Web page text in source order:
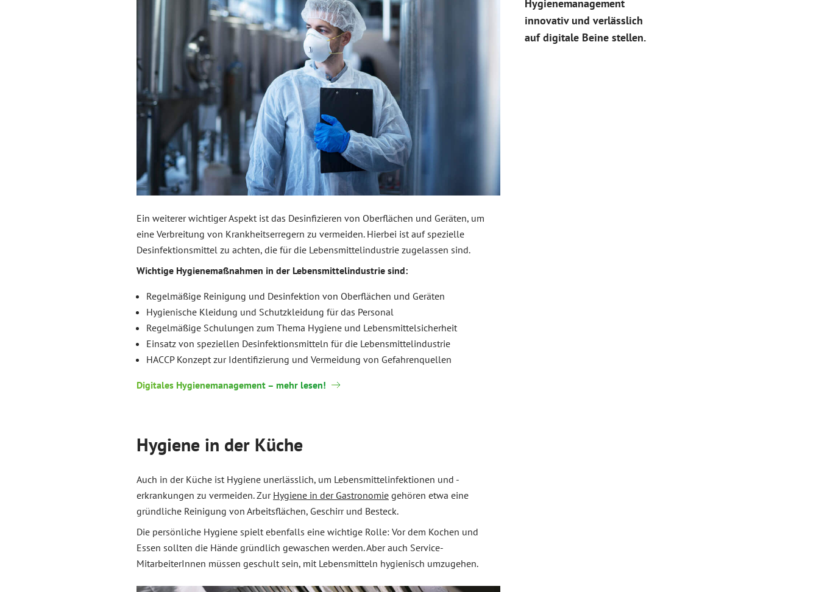
Ein weiterer wichtiger Aspekt ist das Desinfizieren von Oberflächen und Geräten, um
eine Verbreitung von Krankheitserregern zu vermeiden. Hierbei ist auf spezielle
Desinfektionsmittel zu achten, die für die Lebensmittelindustrie zugelassen sind.
Wichtige Hygienemaßnahmen in der Lebensmittelindustrie sind:
Regelmäßige Reinigung und Desinfektion von Oberflächen und Geräten
Hygienische Kleidung und Schutzkleidung für das Personal
Regelmäßige Schulungen zum Thema Hygiene und Lebensmittelsicherheit
Einsatz von speziellen Desinfektionsmitteln für die Lebensmittelindustrie
HACCP Konzept zur Identifizierung und Vermeidung von Gefahrenquellen
Digitales Hygienemanagement – mehr lesen!
Hygiene in der Küche
Auch in der Küche ist Hygiene unerlässlich, um Lebensmittelinfektionen und -
erkrankungen zu vermeiden. Zur Hygiene in der Gastronomie gehören etwa eine
gründliche Reinigung von Arbeitsflächen, Geschirr und Besteck.
Die persönliche Hygiene spielt ebenfalls eine wichtige Rolle: Vor dem Kochen und
Essen sollten die Hände gründlich gewaschen werden. Aber auch Service-
MitarbeiterInnen müssen geschult sein, mit Lebensmitteln hygienisch umzugehen.
Hygienemanagement
innovativ und verlässlich
auf digitale Beine stellen.